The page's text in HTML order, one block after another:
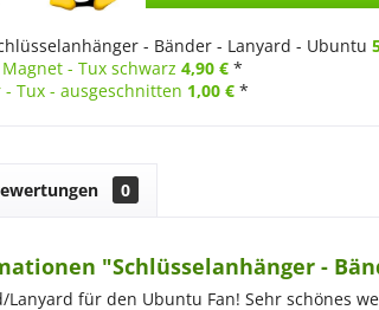
- Bänder - Lanyard - Ubuntu
- Tux schwarz 4,90 € *
- Tux - ausgeschnitten 1,00 € *
0
"Schlüsselanhänger -
Lanyard für den Ubuntu Fan! Sehr schönes